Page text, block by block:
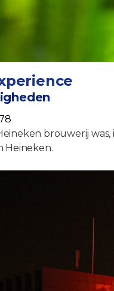
brouwerij
Heineken.